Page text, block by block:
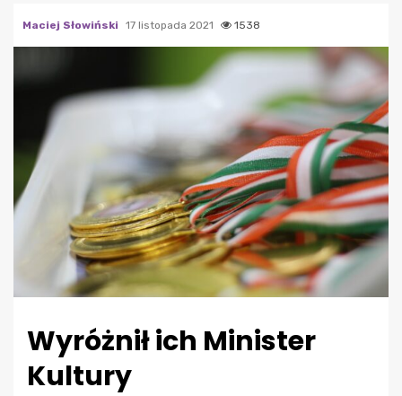
Maciej Słowiński 17 listopada 2021 1538
Wyróżnił ich Minister
Kultury